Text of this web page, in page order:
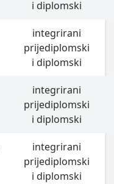
i diplomski
integrirani
prijediplomski
i diplomski
integrirani
prijediplomski
i diplomski
integrirani
prijediplomski
i diplomski